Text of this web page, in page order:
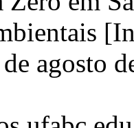
agosto